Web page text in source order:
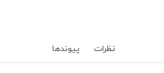
نظرات پیوند‌ها